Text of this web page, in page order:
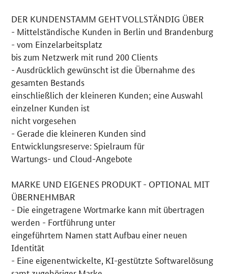
DER KUNDENSTAMM GEHT VOLLSTÄNDIG ÜBER
- Mittelständische Kunden in Berlin und Brandenburg
- vom Einzelarbeitsplatz
bis zum Netzwerk mit rund 200 Clients
- Ausdrücklich gewünscht ist die Übernahme des
gesamten Bestands
einschließlich der kleineren Kunden; eine Auswahl
einzelner Kunden ist
nicht vorgesehen
- Gerade die kleineren Kunden sind
Entwicklungsreserve: Spielraum für
Wartungs- und Cloud-Angebote
MARKE UND EIGENES PRODUKT - OPTIONAL MIT
ÜBERNEHMBAR
- Die eingetragene Wortmarke kann mit übertragen
werden - Fortführung unter
eingeführtem Namen statt Aufbau einer neuen
Identität
- Eine eigenentwickelte, KI-gestützte Softwarelösung